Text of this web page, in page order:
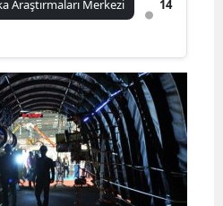
Araştırmaları Merkezi
14